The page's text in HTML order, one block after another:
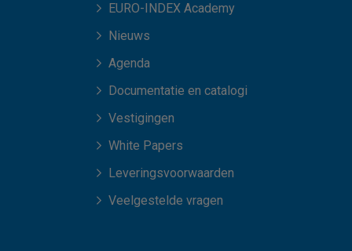
EURO-INDEX Academy
Nieuws
Agenda
Documentatie en catalogi
Vestigingen
White Papers
Leveringsvoorwaarden
Veelgestelde vragen